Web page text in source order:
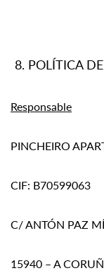
POLÍTICA
Responsable
PINCHEIRO
CIF: B70599063
C/ ANTÓN PAZ
15940 – A